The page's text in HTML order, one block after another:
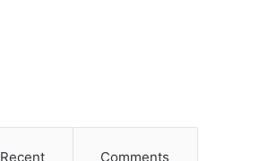
Recent Comments